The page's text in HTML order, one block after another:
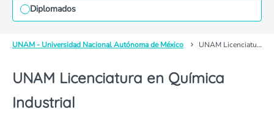
Diplomados
UNAM - Universidad Nacional Autónoma de México UNAM Licenciatura en Química Industrial
UNAM Licenciatura en Química
Industrial